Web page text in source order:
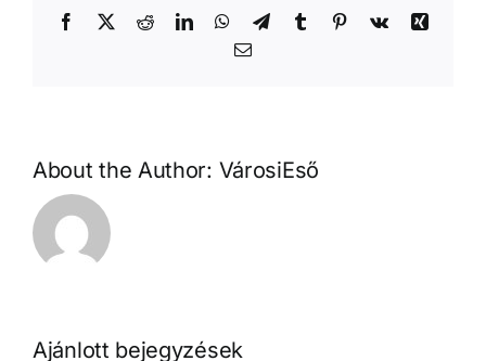
Facebook
X RedditLinkedInWhatsApp
TelegramTumblr Pinterest
Vk
Xing
Email:
About the Author: VárosiEső
Ajánlott bejegyzések